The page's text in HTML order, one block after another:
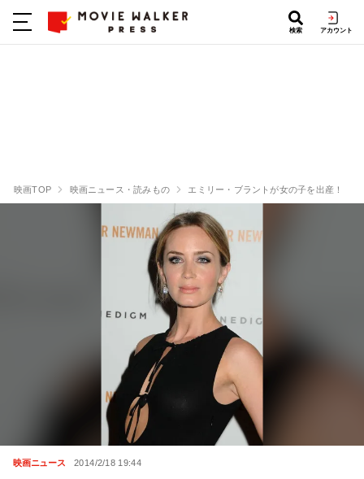
検索 アカウント
映画TOP 映画ニュース・読みもの エミリー・ブラントが女の子を出産！
映画ニュース 2014/2/18 19:44